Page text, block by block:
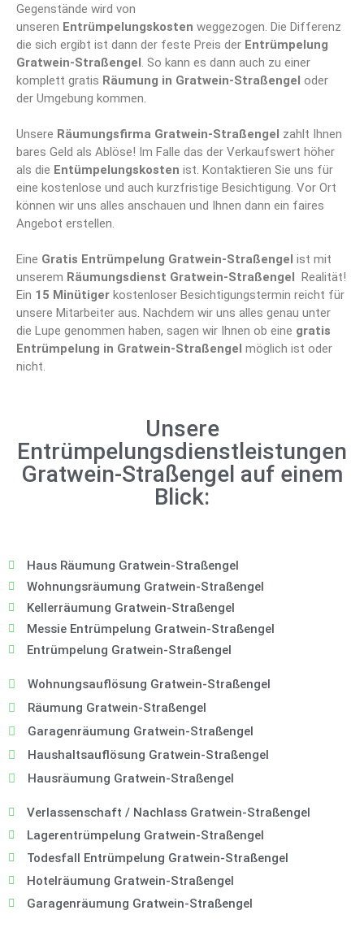
Gegenstände wird von
unseren Entrümpelungskosten weggezogen. Die Differenz
die sich ergibt ist dann der feste Preis der Entrümpelung
Gratwein-Straßengel. So kann es dann auch zu einer
komplett gratis Räumung in Gratwein-Straßengel oder
der Umgebung kommen.
Unsere Räumungsfirma Gratwein-Straßengel zahlt Ihnen
bares Geld als Ablöse! Im Falle das der Verkaufswert höher
als die Entümpelungskosten ist. Kontaktieren Sie uns für
eine kostenlose und auch kurzfristige Besichtigung. Vor Ort
können wir uns alles anschauen und Ihnen dann ein faires
Angebot erstellen.
Eine Gratis Entrümpelung Gratwein-Straßengel ist mit
unserem Räumungsdienst Gratwein-Straßengel Realität!
Ein 15 Minütiger kostenloser Besichtigungstermin reicht für
unsere Mitarbeiter aus. Nachdem wir uns alles genau unter
die Lupe genommen haben, sagen wir Ihnen ob eine gratis
Entrümpelung in Gratwein-Straßengel möglich ist oder
nicht.
Unsere
Entrümpelungsdienstleistungen
Gratwein-Straßengel auf einem
Blick:
Haus Räumung Gratwein-Straßengel
Wohnungsräumung Gratwein-Straßengel
Kellerräumung Gratwein-Straßengel
Messie Entrümpelung Gratwein-Straßengel
Entrümpelung Gratwein-Straßengel
Wohnungsauflösung Gratwein-Straßengel
Räumung Gratwein-Straßengel
Garagenräumung Gratwein-Straßengel
Haushaltsauflösung Gratwein-Straßengel
Hausräumung Gratwein-Straßengel
Verlassenschaft / Nachlass Gratwein-Straßengel
Lagerentrümpelung Gratwein-Straßengel
Todesfall Entrümpelung Gratwein-Straßengel
Hotelräumung Gratwein-Straßengel
Garagenräumung Gratwein-Straßengel